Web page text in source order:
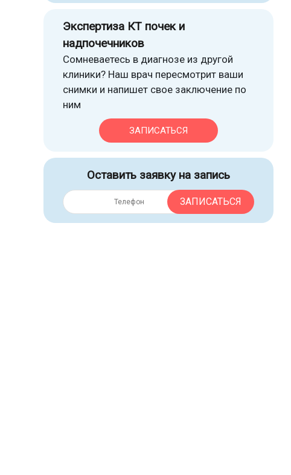
Экспертиза КТ почек и
надпочечников
Сомневаетесь в диагнозе из другой
клиники? Наш врач пересмотрит ваши
снимки и напишет свое заключение по
ним
ЗАПИСАТЬСЯ
Оставить заявку на запись
ЗАПИСАТЬСЯ